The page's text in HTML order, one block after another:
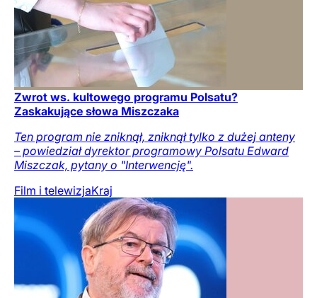
Zwrot ws. kultowego programu Polsatu?
Zaskakujące słowa Miszczaka
Ten program nie zniknął, zniknął tylko z dużej anteny
– powiedział dyrektor programowy Polsatu Edward
Miszczak, pytany o "Interwencję".
Film i telewizjaKraj